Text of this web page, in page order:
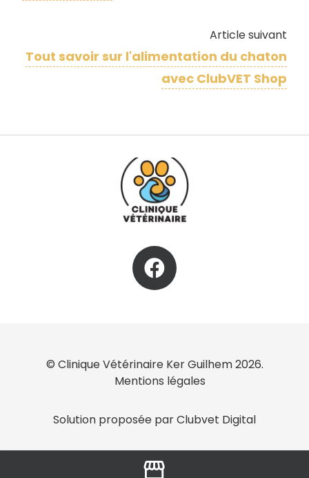
Article suivant
Tout savoir sur l'​alimentation du chaton
avec ClubVET Shop
storefront
© Clinique Vétérinaire Ker Guilhem 2026.
Mentions légales
Solution proposée par Clubvet Digital